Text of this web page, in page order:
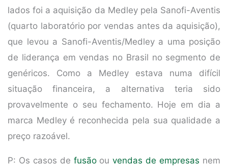
lados foi a aquisição da Medley pela Sanofi-Aventis
(quarto laboratório por vendas antes da aquisição),
que levou a Sanofi-Aventis/Medley a uma posição
de liderança em vendas no Brasil no segmento de
genéricos. Como a Medley estava numa difícil
situação financeira, a alternativa teria sido
provavelmente o seu fechamento. Hoje em dia a
marca Medley é reconhecida pela sua qualidade a
preço razoável.
P: Os casos de fusãoouvendas de empresas nem